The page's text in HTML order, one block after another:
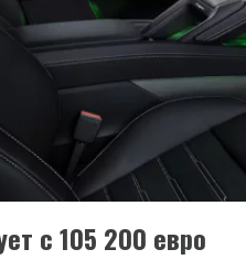
с 105 200 евро